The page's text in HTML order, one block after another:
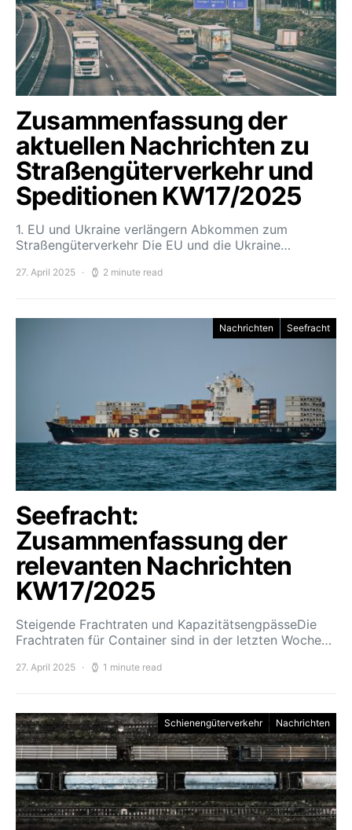
Zusammenfassung der
aktuellen Nachrichten zu
Straßengüterverkehr und
Speditionen KW17/2025
1. EU und Ukraine verlängern Abkommen zum
Straßengüterverkehr Die EU und die Ukraine…
27. April 2025 2 minute read
Nachrichten Seefracht
Seefracht:
Zusammenfassung der
relevanten Nachrichten
KW17/2025
Steigende Frachtraten und KapazitätsengpässeDie
Frachtraten für Container sind in der letzten Woche…
27. April 2025 1 minute read
Schienengüterverkehr Nachrichten